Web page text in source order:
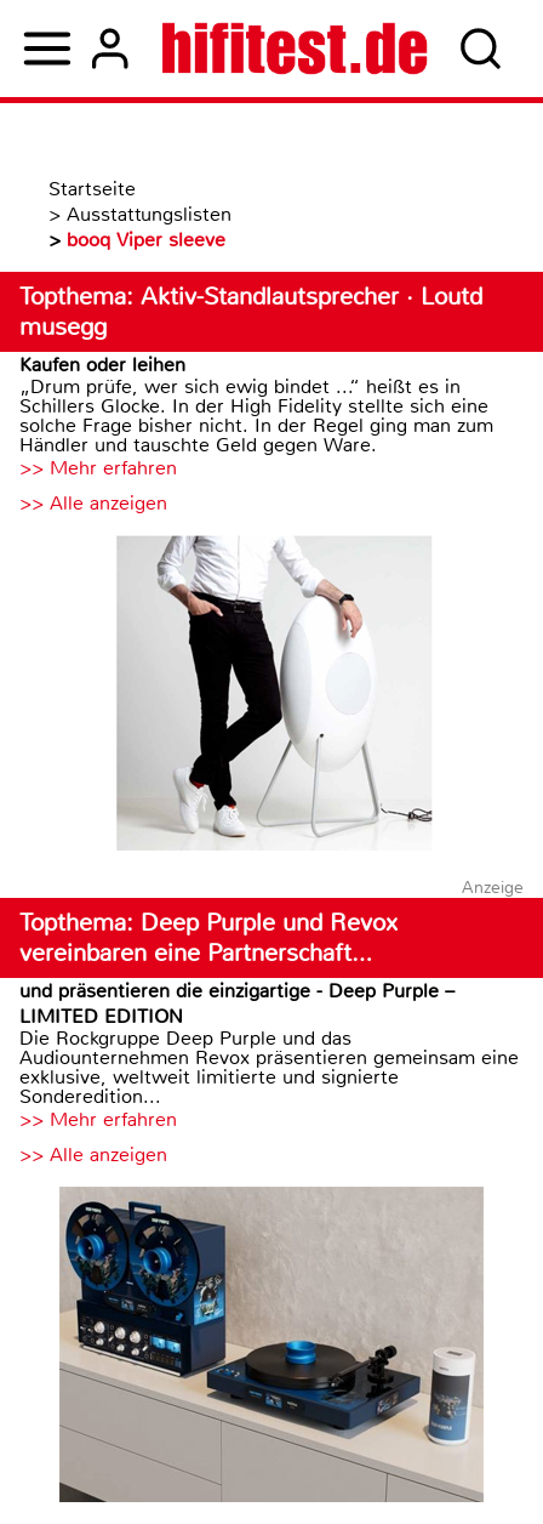
Startseite
> Ausstattungslisten
> booq Viper sleeve
Topthema: Aktiv-Standlautsprecher · Loutd
musegg
Kaufen oder leihen
„Drum prüfe, wer sich ewig bindet ...“ heißt es in
Schillers Glocke. In der High Fidelity stellte sich eine
solche Frage bisher nicht. In der Regel ging man zum
Händler und tauschte Geld gegen Ware.
>> Mehr erfahren
>> Alle anzeigen
Anzeige
Topthema: Deep Purple und Revox
vereinbaren eine Partnerschaft…
und präsentieren die einzigartige - Deep Purple –
LIMITED EDITION
Die Rockgruppe Deep Purple und das
Audiounternehmen Revox präsentieren gemeinsam eine
exklusive, weltweit limitierte und signierte
Sonderedition...
>> Mehr erfahren
>> Alle anzeigen